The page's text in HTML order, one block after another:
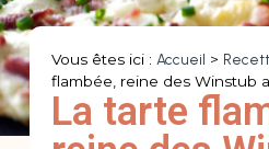
Vous êtes ici : Accueil >
flambée, reine des Winstub
La tarte